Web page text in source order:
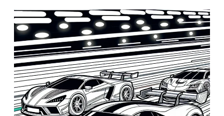
u
b
l
i
c
a
t
i
o
n